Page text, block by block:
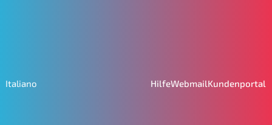
Italiano HilfeWebmailKundenportal